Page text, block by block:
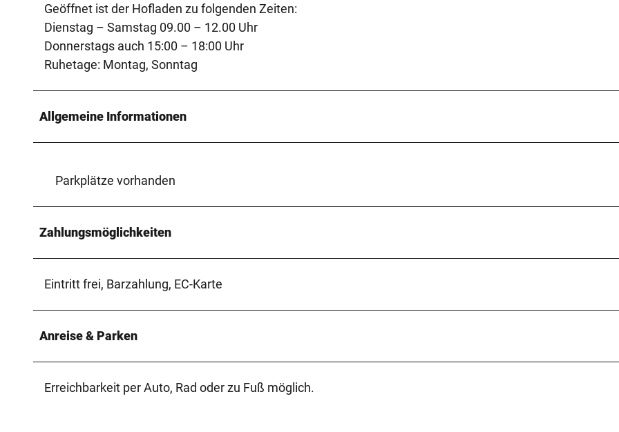
Geöffnet ist der Hofladen zu folgenden Zeiten:
Dienstag – Samstag 09.00 – 12.00 Uhr
Donnerstags auch 15:00 – 18:00 Uhr
Ruhetage: Montag, Sonntag
Allgemeine Informationen
Parkplätze vorhanden
Zahlungsmöglichkeiten
Eintritt frei, Barzahlung, EC-Karte
Anreise & Parken
Erreichbarkeit per Auto, Rad oder zu Fuß möglich.